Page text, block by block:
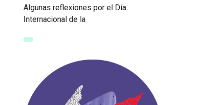
Algunas reflexiones por el Día
Internacional de la